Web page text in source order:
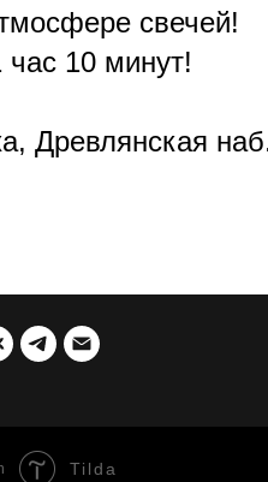
свечей!
час 10 минут!
Древлянская
Tilda